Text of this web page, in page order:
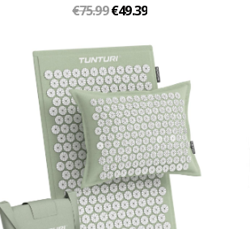
€75.99€49.39